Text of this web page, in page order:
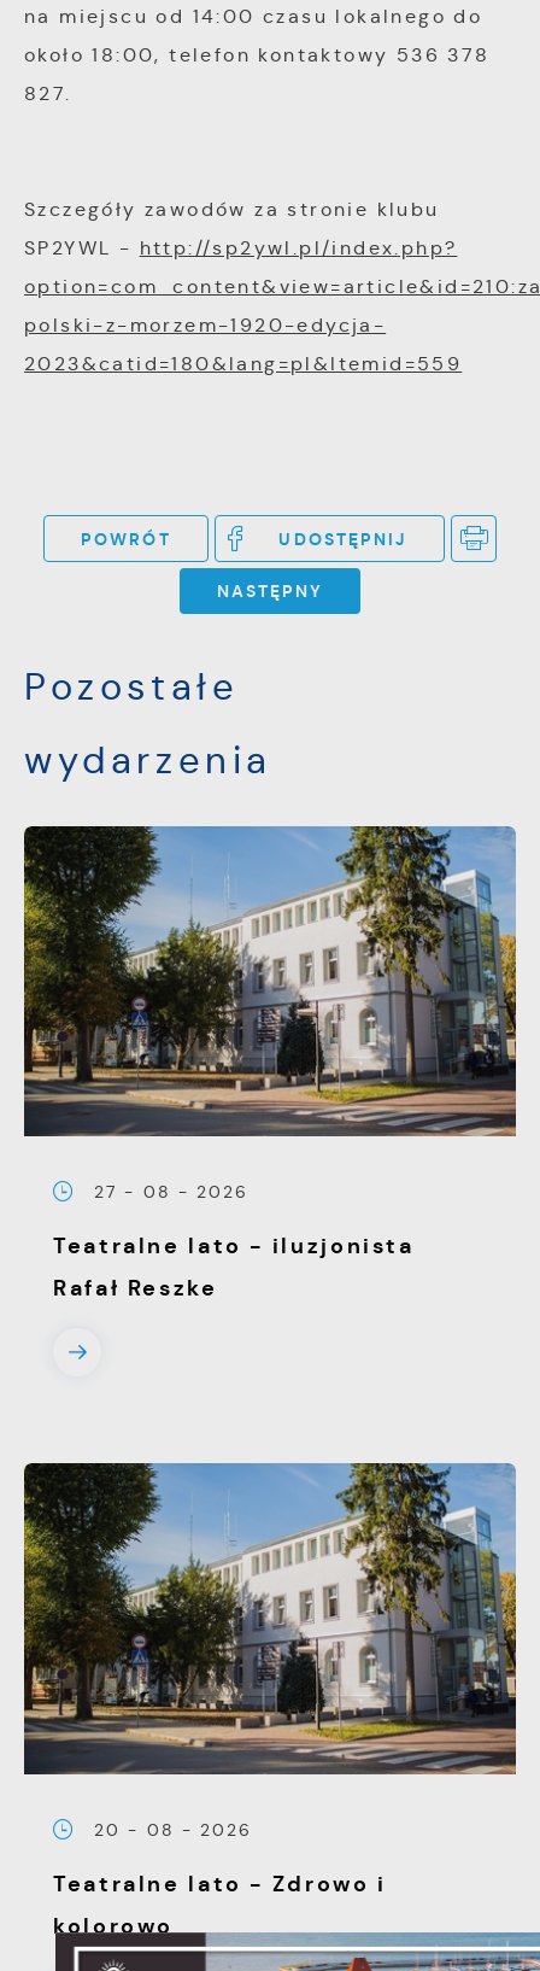
na miejscu od 14:00 czasu lokalnego do
około 18:00, telefon kontaktowy 536 378
827.
Szczegóły zawodów za stronie klubu
SP2YWL - http://sp2ywl.pl/index.php?
polski-z-morzem-1920-edycja-
2023&catid=180&lang=pl&Itemid=559
POWRÓT UDOSTĘPNIJ
NASTĘPNY
Pozostałe
wydarzenia
27 - 08 - 2026
Teatralne lato - iluzjonista
Rafał Reszke
20 - 08 - 2026
Teatralne lato - Zdrowo i
kolorowo